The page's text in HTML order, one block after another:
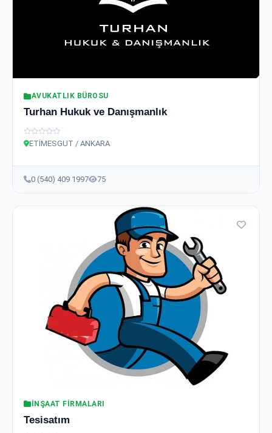
AVUKATLIK BÜROSU
Turhan Hukuk ve Danışmanlık
ETİMESGUT / ANKARA
0 (540) 409 1997 75
İNŞAAT FIRMALARI
Tesisatım